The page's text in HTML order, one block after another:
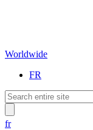
Worldwide
FR
fr